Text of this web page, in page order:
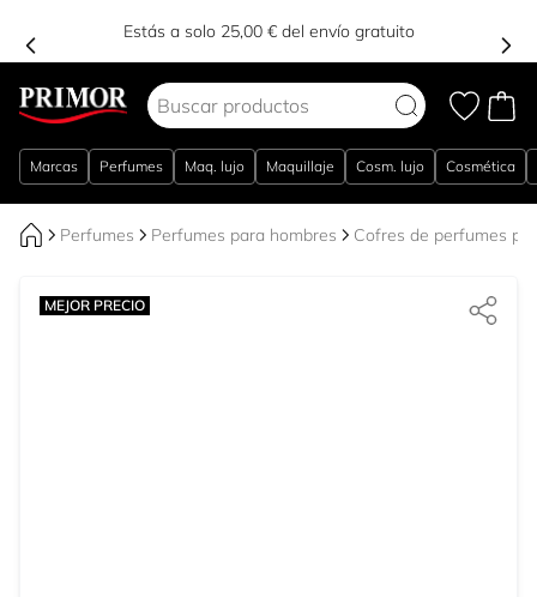
Estás a solo 25,00 € del envío gratuito
Marcas Perfumes Maq. lujo Maquillaje Cosm. lujo Cosmética
Perfumes Perfumes para hombres Cofres de perfumes
MEJOR PRECIO